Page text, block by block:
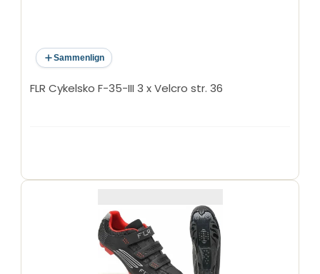
Sammenlign
FLR Cykelsko F-35-III 3 x Velcro str. 36